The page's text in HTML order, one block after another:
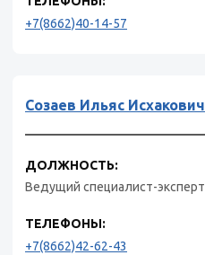
+7(8662)40-14-57
Созаев Ильяс Исхакович
ДОЛЖНОСТЬ:
Ведущий специалист-эксперт
ТЕЛЕФОНЫ:
+7(8662)42-62-43